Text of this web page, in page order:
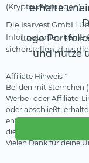
erhalte
Lege
und nutze
(Kryptowährungen).
Die Isarvest GmbH
Informationen keine
sicherstellen, dass
Affiliate Hinweis *
Bei den mit Sternchen
Werbe- oder Affiliate-
oder abschließt,
entstehen dadurch
diese Einnahmen, um
Vielen Dank für deine